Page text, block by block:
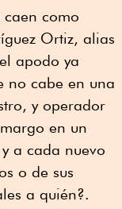
como
Ortiz, alias
apodo ya
no cabe en una
y operador
en un
a cada nuevo
o de sus
a quién?.